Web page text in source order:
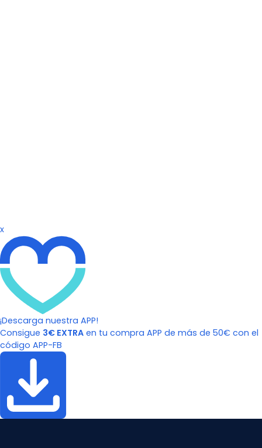
x
¡Descarga nuestra APP!
Consigue 3€ EXTRA en tu compra APP de más de 50€ con el
código APP-FB